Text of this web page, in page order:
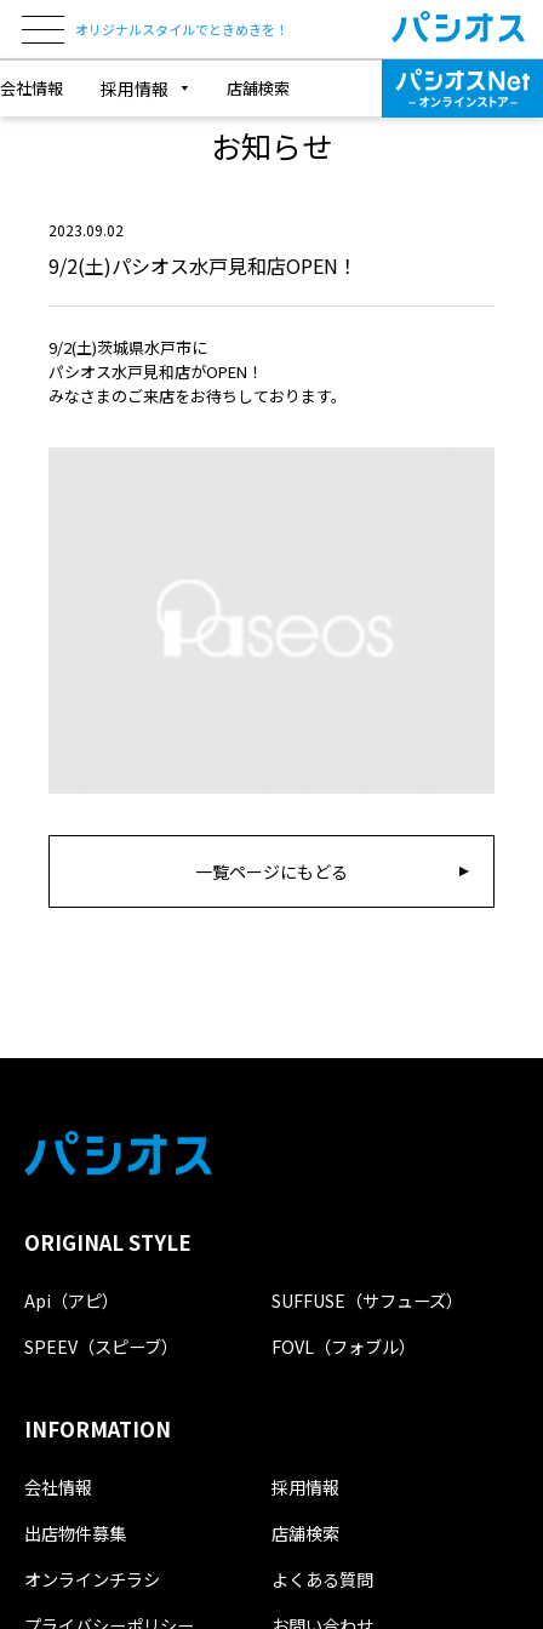
オリジナルスタイルでときめきを！
会社情報 採用情報 店舗検索
NEWS & TOPICS
お知らせ
2023.09.02
9/2(土)パシオス水戸見和店OPEN！
9/2(土)茨城県水戸市に
パシオス水戸見和店がOPEN！
みなさまのご来店をお待ちしております。
一覧ページにもどる
ORIGINAL STYLE
Api（アピ）
SUFFUSE（サフューズ）
SPEEV（スピーブ）
FOVL（フォブル）
INFORMATION
会社情報
採用情報
出店物件募集
店舗検索
オンラインチラシ
よくある質問